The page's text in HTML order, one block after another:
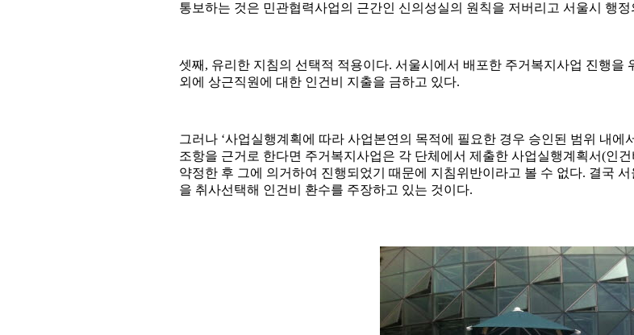
통보하는 것은 민관협력사업의 근간인 신의성실의 원칙을 저버리고 서울시 행
셋째, 유리한 지침의 선택적 적용이다. 서울시에서 배포한 주거복지사업 진행을
외에 상근직원에 대한 인건비 지출을 금하고 있다.
그러나 ‘사업실행계획에 따라 사업본연의 목적에 필요한 경우 승인된 범위 내에
조항을 근거로 한다면 주거복지사업은 각 단체에서 제출한 사업실행계획서(인
약정한 후 그에 의거하여 진행되었기 때문에 지침위반이라고 볼 수 없다. 결국
을 취사선택해 인건비 환수를 주장하고 있는 것이다.